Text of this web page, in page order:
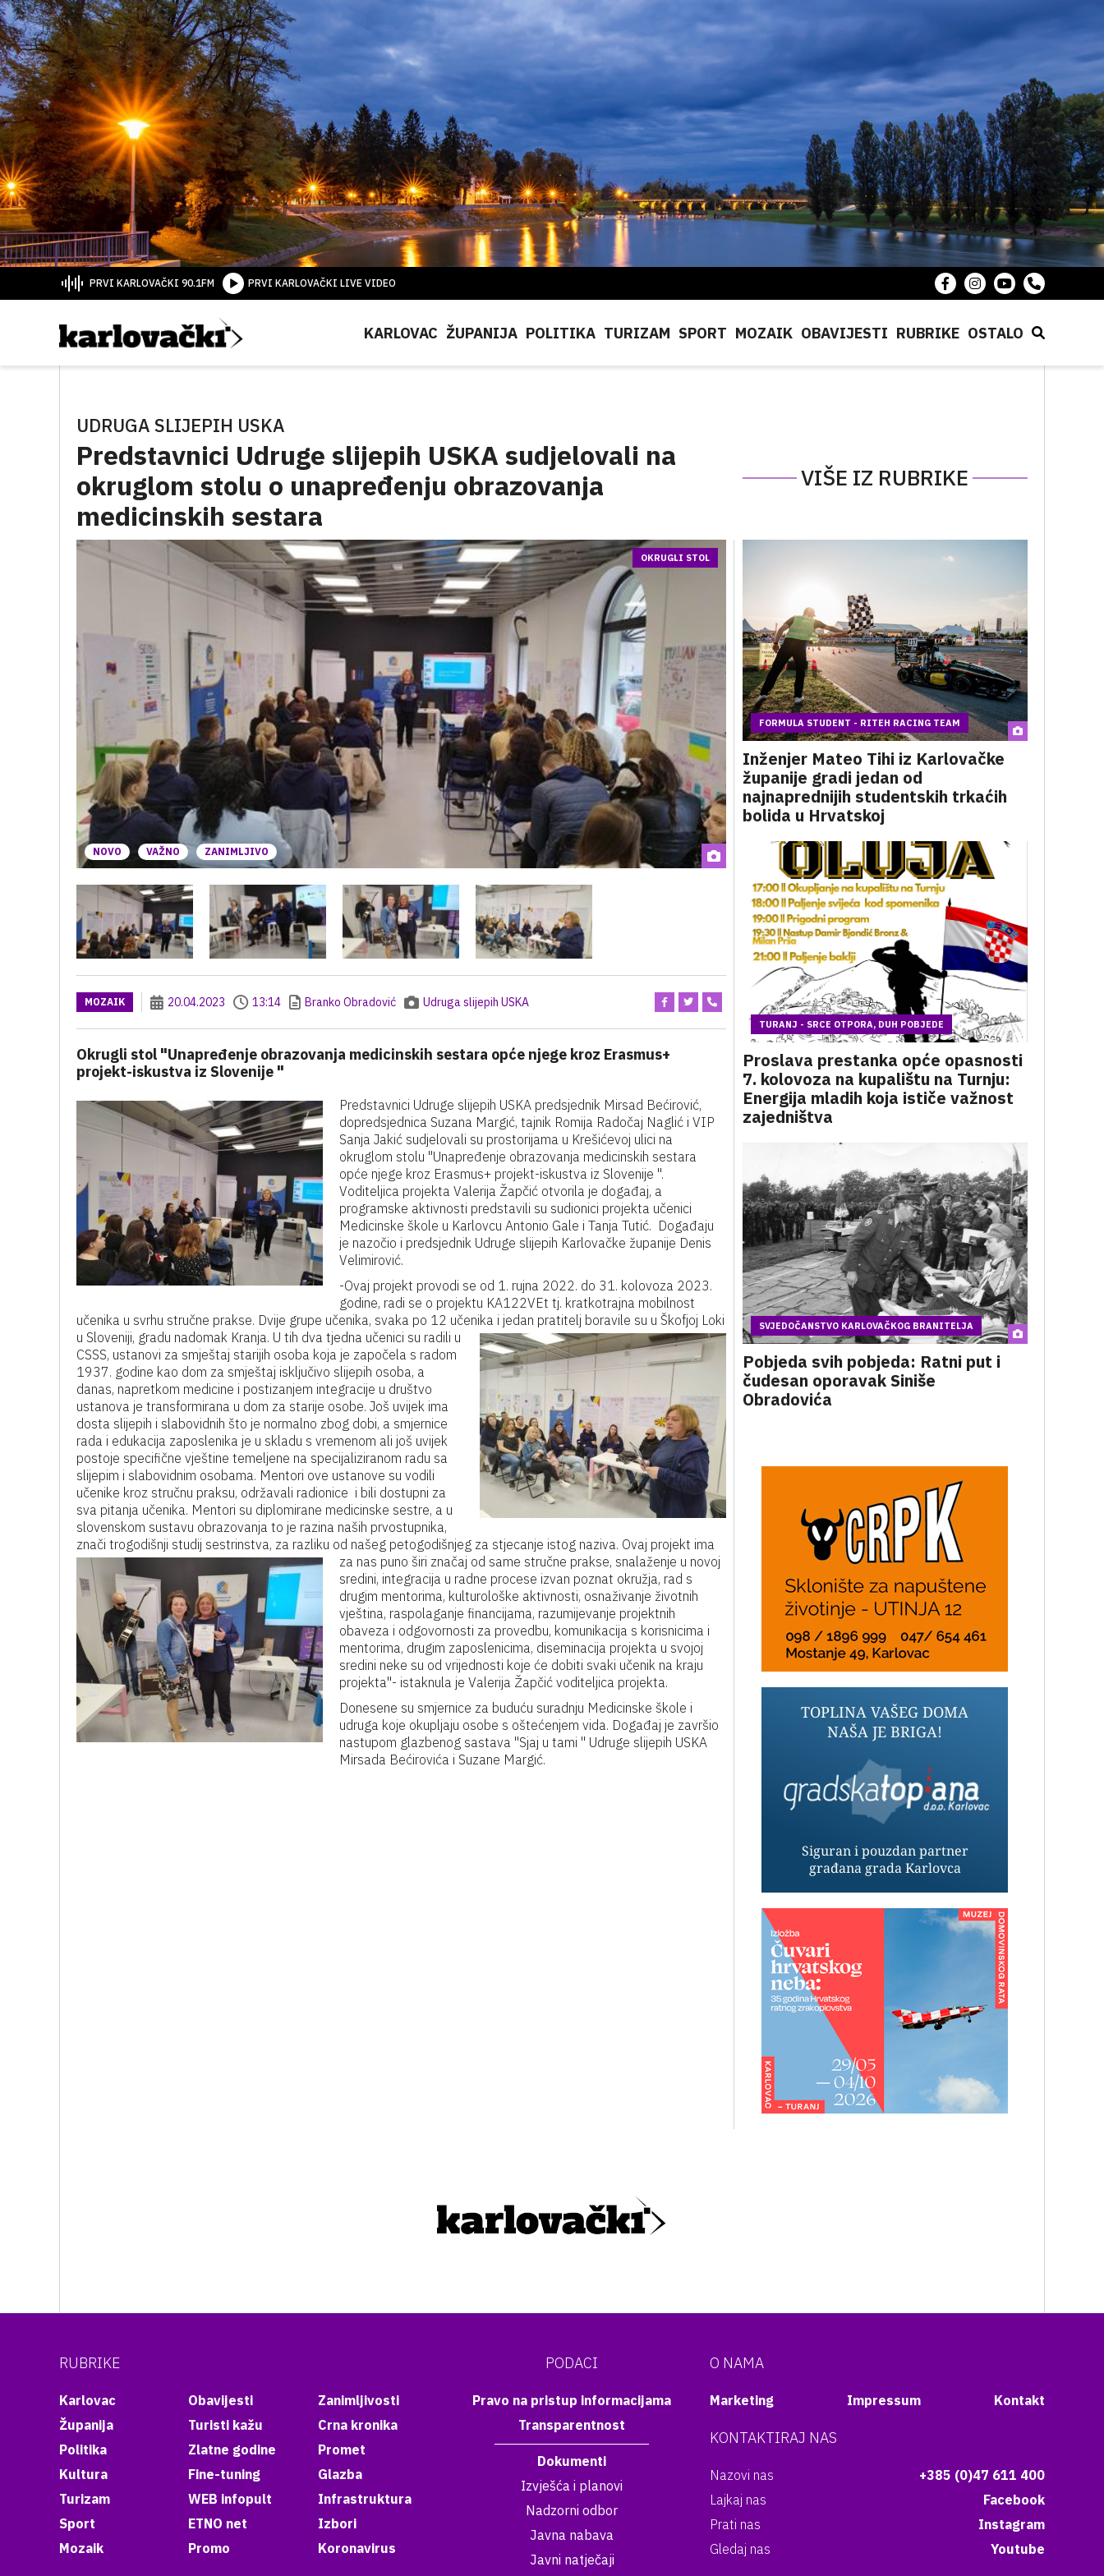
PRVI KARLOVAČKI 90.1FM PRVI KARLOVAČKI LIVE VIDEO
KARLOVAC ŽUPANIJA POLITIKA TURIZAM SPORT MOZAIK OBAVIJESTI RUBRIKE OSTALO
UDRUGA SLIJEPIH USKA
Predstavnici Udruge slijepih USKA sudjelovali na
okruglom stolu o unapređenju obrazovanja
medicinskih sestara
VIŠE IZ RUBRIKE
NOVO VAŽNO ZANIMLJIVO
OKRUGLI STOL
MOZAIK 20.04.2023 13:14 Branko Obradović Udruga slijepih USKA
Okrugli stol "Unapređenje obrazovanja medicinskih sestara opće njege kroz Erasmus+
projekt-iskustva iz Slovenije "
Predstavnici Udruge slijepih USKA predsjednik Mirsad Bećirović,
dopredsjednica Suzana Margić, tajnik Romija Radočaj Naglić i VIP
Sanja Jakić sudjelovali su prostorijama u Krešićevoj ulici na
okruglom stolu "Unapređenje obrazovanja medicinskih sestara
opće njege kroz Erasmus+ projekt-iskustva iz Slovenije ".
Voditeljica projekta Valerija Žapčić otvorila je događaj, a
programske aktivnosti predstavili su sudionici projekta učenici
Medicinske škole u Karlovcu Antonio Gale i Tanja Tutić. Događaju
je nazočio i predsjednik Udruge slijepih Karlovačke županije Denis
Velimirović.
-Ovaj projekt provodi se od 1. rujna 2022. do 31. kolovoza 2023.
godine, radi se o projektu KA122VEt tj. kratkotrajna mobilnost
učenika u svrhu stručne prakse. Dvije grupe učenika, svaka po 12 učenika i jedan pratitelj boravile su u Škofjoj Loki
u Sloveniji, gradu nadomak Kranja. U tih dva tjedna učenici su radili u
CSSS, ustanovi za smještaj starijih osoba koja je započela s radom
1937. godine kao dom za smještaj isključivo slijepih osoba, a
danas, napretkom medicine i postizanjem integracije u društvo
ustanova je transformirana u dom za starije osobe. Još uvijek ima
dosta slijepih i slabovidnih što je normalno zbog dobi, a smjernice
rada i edukacija zaposlenika je u skladu s vremenom ali još uvijek
postoje specifične vještine temeljene na specijaliziranom radu sa
slijepim i slabovidnim osobama. Mentori ove ustanove su vodili
učenike kroz stručnu praksu, održavali radionice i bili dostupni za
sva pitanja učenika. Mentori su diplomirane medicinske sestre, a u
slovenskom sustavu obrazovanja to je razina naših prvostupnika,
znači trogodišnji studij sestrinstva, za razliku od našeg petogodišnjeg za stjecanje istog naziva. Ovaj projekt ima
za nas puno širi značaj od same stručne prakse, snalaženje u novoj
sredini, integracija u radne procese izvan poznat okružja, rad s
drugim mentorima, kulturološke aktivnosti, osnaživanje životnih
vještina, raspolaganje financijama, razumijevanje projektnih
obaveza i odgovornosti za provedbu, komunikacija s korisnicima i
mentorima, drugim zaposlenicima, diseminacija projekta u svojoj
sredini neke su od vrijednosti koje će dobiti svaki učenik na kraju
projekta"- istaknula je Valerija Žapčić voditeljica projekta.
Donesene su smjernice za buduću suradnju Medicinske škole i
udruga koje okupljaju osobe s oštećenjem vida. Događaj je završio
nastupom glazbenog sastava "Sjaj u tami " Udruge slijepih USKA
Mirsada Bećirovića i Suzane Margić.
FORMULA STUDENT - RITEH RACING TEAM
Inženjer Mateo Tihi iz Karlovačke
županije gradi jedan od
najnaprednijih studentskih trkaćih
bolida u Hrvatskoj
TURANJ - SRCE OTPORA, DUH POBJEDE
Proslava prestanka opće opasnosti
7. kolovoza na kupalištu na Turnju:
Energija mladih koja ističe važnost
zajedništva
SVJEDOČANSTVO KARLOVAČKOG BRANITELJA
Pobjeda svih pobjeda: Ratni put i
čudesan oporavak Siniše
Obradovića
RUBRIKE
Karlovac
Županija
Politika
Kultura
Turizam
Sport
Mozaik
Obavijesti
Turisti kažu
Zlatne godine
Fine-tuning
WEB infopult
ETNO net
Promo
Zanimljivosti
Crna kronika
Promet
Glazba
Infrastruktura
Izbori
Koronavirus
PODACI
Pravo na pristup informacijama
Transparentnost
Dokumenti
Izvješća i planovi
Nadzorni odbor
Javna nabava
Javni natječaji
O NAMA
Marketing Impressum Kontakt
KONTAKTIRAJ NAS
Nazovi nas
+385 (0)47 611 400
Lajkaj nas
Facebook
Prati nas
Instagram
Gledaj nas
Youtube